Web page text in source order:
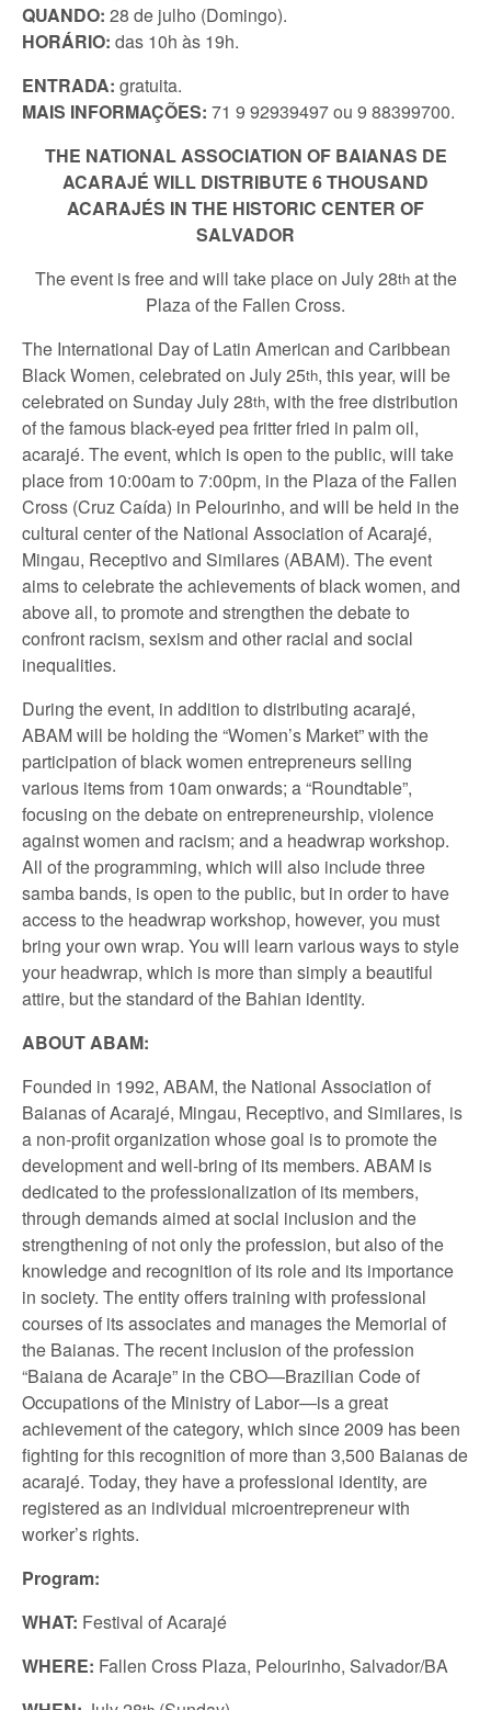
QUANDO: 28 de julho (Domingo).
HORÁRIO: das 10h às 19h.
ENTRADA: gratuita.
MAIS INFORMAÇÕES: 71 9 92939497 ou 9 88399700.
THE NATIONAL ASSOCIATION OF BAIANAS DE
ACARAJÉ WILL DISTRIBUTE 6 THOUSAND
ACARAJÉS IN THE HISTORIC CENTER OF
SALVADOR
The event is free and will take place on July 28that the
Plaza of the Fallen Cross.
The International Day of Latin American and Caribbean
Black Women, celebrated on July 25th, this year, will be
celebrated on Sunday July 28th, with the free distribution
of the famous black-eyed pea fritter fried in palm oil,
acarajé. The event, which is open to the public, will take
place from 10:00am to 7:00pm, in the Plaza of the Fallen
Cross (Cruz Caída) in Pelourinho, and will be held in the
cultural center of the National Association of Acarajé,
Mingau, Receptivo and Similares (ABAM). The event
aims to celebrate the achievements of black women, and
above all, to promote and strengthen the debate to
confront racism, sexism and other racial and social
inequalities.
During the event, in addition to distributing acarajé,
ABAM will be holding the “Women’s Market” with the
participation of black women entrepreneurs selling
various items from 10am onwards; a “Roundtable”,
focusing on the debate on entrepreneurship, violence
against women and racism; and a headwrap workshop.
All of the programming, which will also include three
samba bands, is open to the public, but in order to have
access to the headwrap workshop, however, you must
bring your own wrap. You will learn various ways to style
your headwrap, which is more than simply a beautiful
attire, but the standard of the Bahian identity.
ABOUT ABAM:
Founded in 1992, ABAM, the National Association of
Baianas of Acarajé, Mingau, Receptivo, and Similares, is
a non-profit organization whose goal is to promote the
development and well-bring of its members. ABAM is
dedicated to the professionalization of its members,
through demands aimed at social inclusion and the
strengthening of not only the profession, but also of the
knowledge and recognition of its role and its importance
in society. The entity offers training with professional
courses of its associates and manages the Memorial of
the Baianas. The recent inclusion of the profession
“Baiana de Acaraje” in the CBO—Brazilian Code of
Occupations of the Ministry of Labor—is a great
achievement of the category, which since 2009 has been
fighting for this recognition of more than 3,500 Baianas de
acarajé. Today, they have a professional identity, are
registered as an individual microentrepreneur with
worker’s rights.
Program:
WHAT: Festival of Acarajé
WHERE: Fallen Cross Plaza, Pelourinho, Salvador/BA